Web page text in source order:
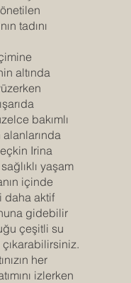
tadını
altında
bakımlı
Irina
yaşam
içinde
daha aktif
gidebilir
çeşitli su
her
izlerken